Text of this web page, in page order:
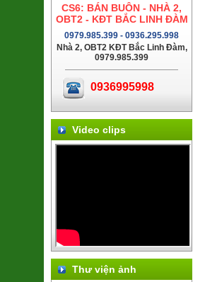
CS6: BÁN BUÔN - NHÀ 2,
OBT2 - KĐT BẮC LINH ĐÀM
0979.985.399 - 0936.295.998
Nhà 2, OBT2 KĐT Bắc Linh Đàm,
0979.985.399
0936995998
Video clips
Thư viện ảnh